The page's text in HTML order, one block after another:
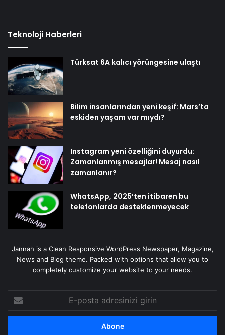
Teknoloji Haberleri
Türksat 6A kalıcı yörüngesine ulaştı
Bilim insanlarından yeni keşif: Mars’ta
eskiden yaşam var mıydı?
Instagram yeni özelliğini duyurdu:
Zamanlanmış mesajlar! Mesaj nasıl
zamanlanır?
WhatsApp, 2025’ten itibaren bu
telefonlarda desteklenmeyecek
Jannah is a Clean Responsive WordPress Newspaper, Magazine,
News and Blog theme. Packed with options that allow you to
completely customize your website to your needs.
posta
adresinizi